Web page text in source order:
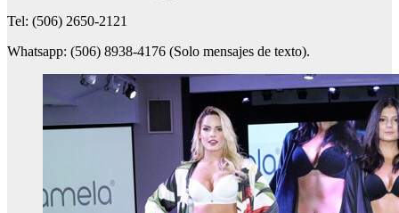
Tel: (506) 2650-2121
Whatsapp: (506) 8938-4176 (Solo mensajes de texto).